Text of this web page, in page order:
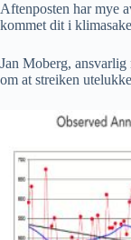
Aftenposten har mye
kommet dit i
Jan Moberg, ansvarlig
om at streiken